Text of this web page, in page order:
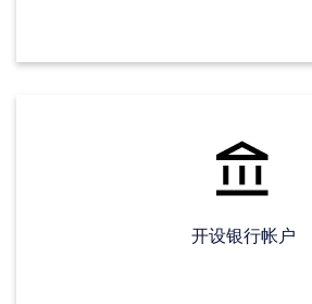
开设银行帐户